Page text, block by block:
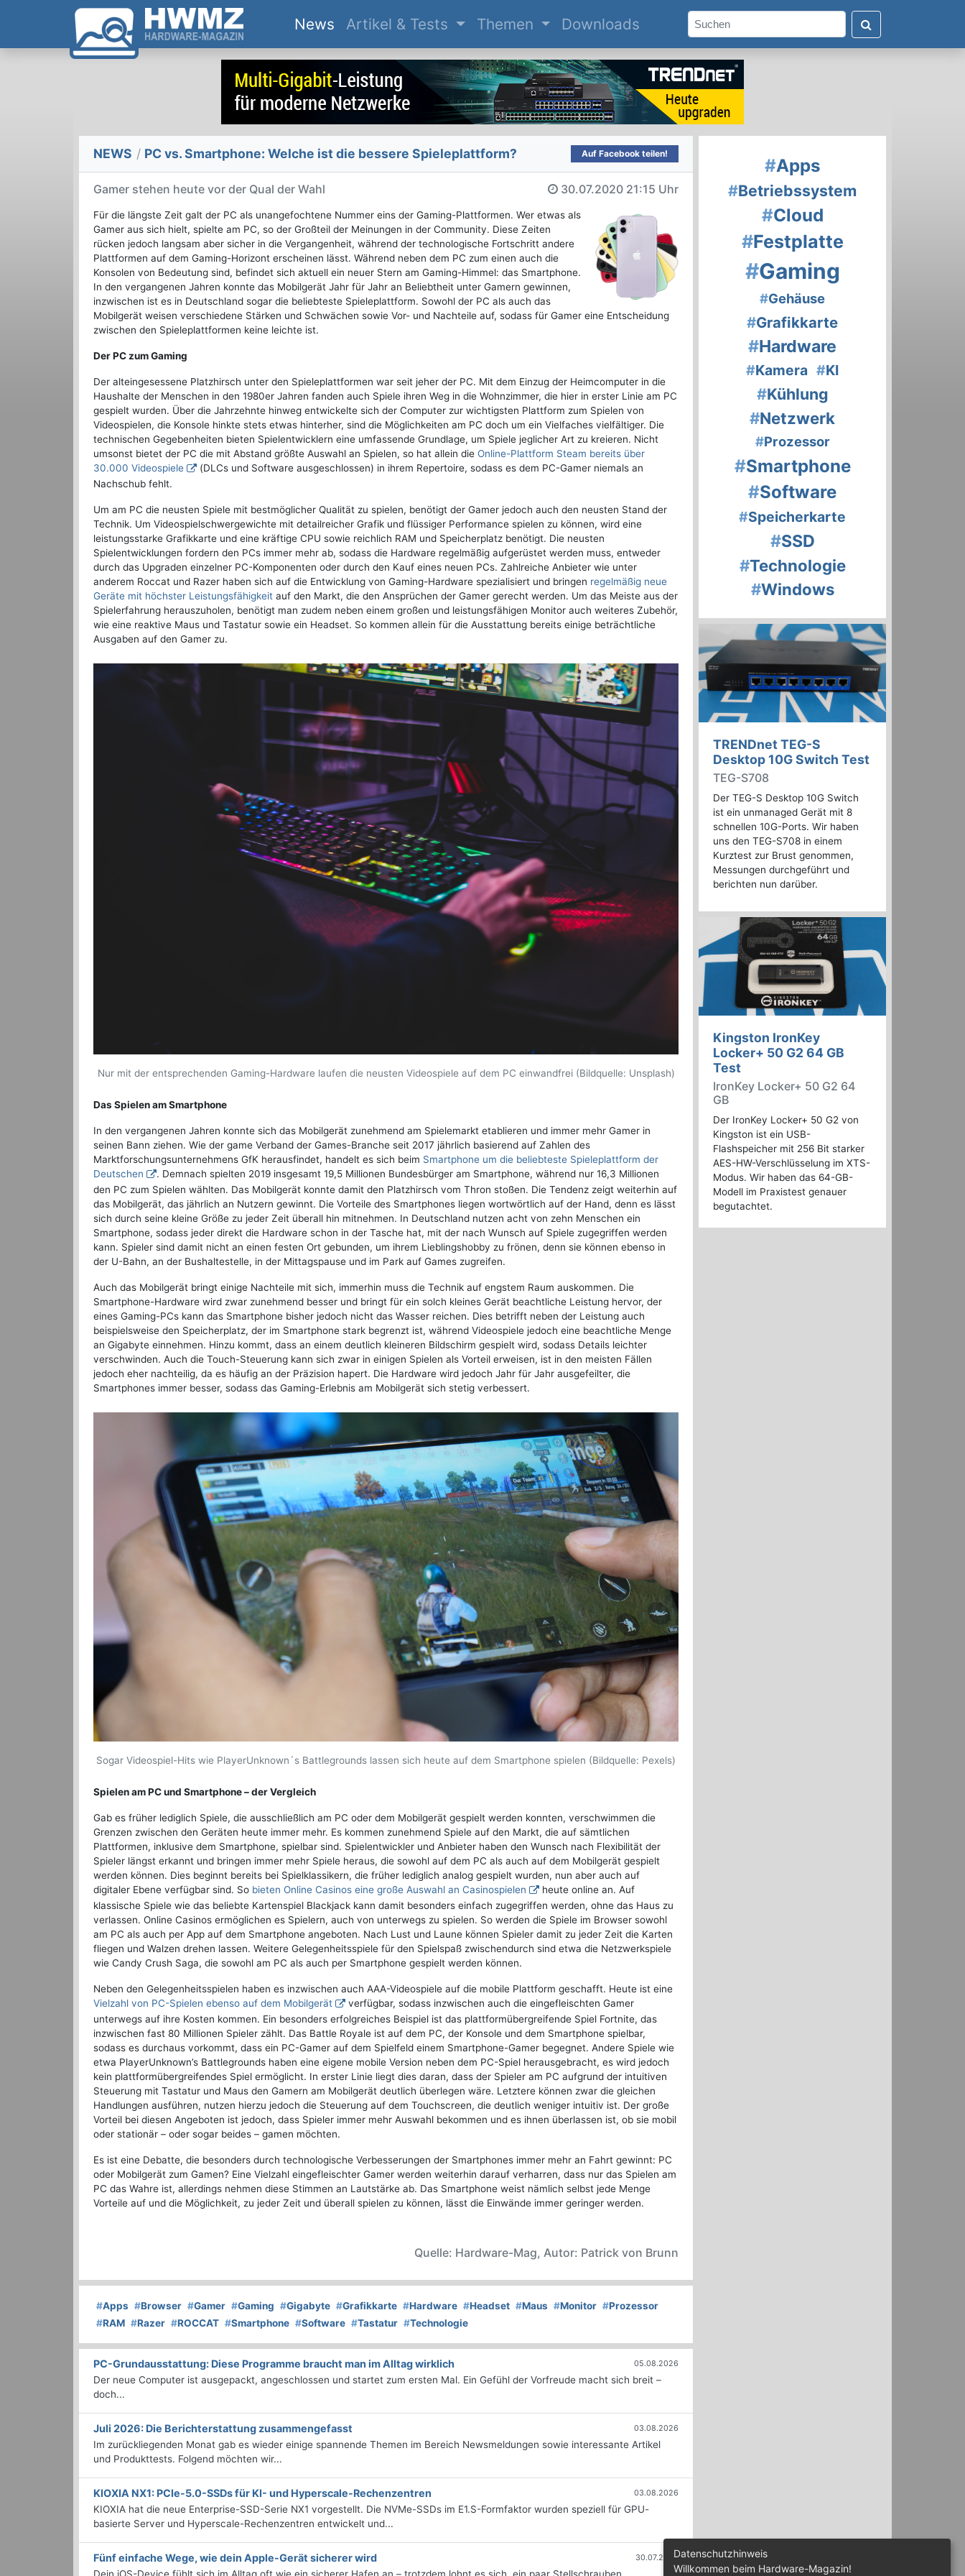
News(current)
Artikel & Tests Themen Downloads
NEWS / PC vs. Smartphone: Welche ist die bessere Spieleplattform? Auf Facebook teilen!
Gamer stehen heute vor der Qual der Wahl 30.07.2020 21:15 Uhr
Für die längste Zeit galt der PC als unangefochtene Nummer eins der Gaming-Plattformen. Wer etwas als
Gamer aus sich hielt, spielte am PC, so der Großteil der Meinungen in der Community. Diese Zeiten
rücken jedoch langsam aber sicher in die Vergangenheit, während der technologische Fortschritt andere
Plattformen auf dem Gaming-Horizont erscheinen lässt. Während neben dem PC zum einen auch die
Konsolen von Bedeutung sind, befindet sich aktuell ein neuer Stern am Gaming-Himmel: das Smartphone.
In den vergangenen Jahren konnte das Mobilgerät Jahr für Jahr an Beliebtheit unter Gamern gewinnen,
inzwischen ist es in Deutschland sogar die beliebteste Spieleplattform. Sowohl der PC als auch das
Mobilgerät weisen verschiedene Stärken und Schwächen sowie Vor- und Nachteile auf, sodass für Gamer eine Entscheidung
zwischen den Spieleplattformen keine leichte ist.
Der PC zum Gaming
Der alteingesessene Platzhirsch unter den Spieleplattformen war seit jeher der PC. Mit dem Einzug der Heimcomputer in die
Haushalte der Menschen in den 1980er Jahren fanden auch Spiele ihren Weg in die Wohnzimmer, die hier in erster Linie am PC
gespielt wurden. Über die Jahrzehnte hinweg entwickelte sich der Computer zur wichtigsten Plattform zum Spielen von
Videospielen, die Konsole hinkte stets etwas hinterher, sind die Möglichkeiten am PC doch um ein Vielfaches vielfältiger. Die
technischen Gegebenheiten bieten Spielentwicklern eine umfassende Grundlage, um Spiele jeglicher Art zu kreieren. Nicht
umsonst bietet der PC die mit Abstand größte Auswahl an Spielen, so hat allein die Online-Plattform Steam bereits über
30.000 Videospiele
(DLCs und Software ausgeschlossen) in ihrem Repertoire, sodass es dem PC-Gamer niemals an
Nachschub fehlt.
Um am PC die neusten Spiele mit bestmöglicher Qualität zu spielen, benötigt der Gamer jedoch auch den neusten Stand der
Technik. Um Videospielschwergewichte mit detailreicher Grafik und flüssiger Performance spielen zu können, wird eine
leistungsstarke Grafikkarte und eine kräftige CPU sowie reichlich RAM und Speicherplatz benötigt. Die neusten
Spielentwicklungen fordern den PCs immer mehr ab, sodass die Hardware regelmäßig aufgerüstet werden muss, entweder
durch das Upgraden einzelner PC-Komponenten oder durch den Kauf eines neuen PCs. Zahlreiche Anbieter wie unter
anderem Roccat und Razer haben sich auf die Entwicklung von Gaming-Hardware spezialisiert und bringen regelmäßig neue
Geräte mit höchster Leistungsfähigkeit auf den Markt, die den Ansprüchen der Gamer gerecht werden. Um das Meiste aus der
Spielerfahrung herauszuholen, benötigt man zudem neben einem großen und leistungsfähigen Monitor auch weiteres Zubehör,
wie eine reaktive Maus und Tastatur sowie ein Headset. So kommen allein für die Ausstattung bereits einige beträchtliche
Ausgaben auf den Gamer zu.
Nur mit der entsprechenden Gaming-Hardware laufen die neusten Videospiele auf dem PC einwandfrei (Bildquelle: Unsplash)
Das Spielen am Smartphone
In den vergangenen Jahren konnte sich das Mobilgerät zunehmend am Spielemarkt etablieren und immer mehr Gamer in
seinen Bann ziehen. Wie der game Verband der Games-Branche seit 2017 jährlich basierend auf Zahlen des
Marktforschungsunternehmens GfK herausfindet, handelt es sich beim Smartphone um die beliebteste Spieleplattform der
Deutschen
. Demnach spielten 2019 insgesamt 19,5 Millionen Bundesbürger am Smartphone, während nur 16,3 Millionen
den PC zum Spielen wählten. Das Mobilgerät konnte damit den Platzhirsch vom Thron stoßen. Die Tendenz zeigt weiterhin auf
das Mobilgerät, das jährlich an Nutzern gewinnt. Die Vorteile des Smartphones liegen wortwörtlich auf der Hand, denn es lässt
sich durch seine kleine Größe zu jeder Zeit überall hin mitnehmen. In Deutschland nutzen acht von zehn Menschen ein
Smartphone, sodass jeder direkt die Hardware schon in der Tasche hat, mit der nach Wunsch auf Spiele zugegriffen werden
kann. Spieler sind damit nicht an einen festen Ort gebunden, um ihrem Lieblingshobby zu frönen, denn sie können ebenso in
der U-Bahn, an der Bushaltestelle, in der Mittagspause und im Park auf Games zugreifen.
Auch das Mobilgerät bringt einige Nachteile mit sich, immerhin muss die Technik auf engstem Raum auskommen. Die
Smartphone-Hardware wird zwar zunehmend besser und bringt für ein solch kleines Gerät beachtliche Leistung hervor, der
eines Gaming-PCs kann das Smartphone bisher jedoch nicht das Wasser reichen. Dies betrifft neben der Leistung auch
beispielsweise den Speicherplatz, der im Smartphone stark begrenzt ist, während Videospiele jedoch eine beachtliche Menge
an Gigabyte einnehmen. Hinzu kommt, dass an einem deutlich kleineren Bildschirm gespielt wird, sodass Details leichter
verschwinden. Auch die Touch-Steuerung kann sich zwar in einigen Spielen als Vorteil erweisen, ist in den meisten Fällen
jedoch eher nachteilig, da es häufig an der Präzision hapert. Die Hardware wird jedoch Jahr für Jahr ausgefeilter, die
Smartphones immer besser, sodass das Gaming-Erlebnis am Mobilgerät sich stetig verbessert.
Sogar Videospiel-Hits wie PlayerUnknown´s Battlegrounds lassen sich heute auf dem Smartphone spielen (Bildquelle: Pexels)
Spielen am PC und Smartphone – der Vergleich
Gab es früher lediglich Spiele, die ausschließlich am PC oder dem Mobilgerät gespielt werden konnten, verschwimmen die
Grenzen zwischen den Geräten heute immer mehr. Es kommen zunehmend Spiele auf den Markt, die auf sämtlichen
Plattformen, inklusive dem Smartphone, spielbar sind. Spielentwickler und Anbieter haben den Wunsch nach Flexibilität der
Spieler längst erkannt und bringen immer mehr Spiele heraus, die sowohl auf dem PC als auch auf dem Mobilgerät gespielt
werden können. Dies beginnt bereits bei Spielklassikern, die früher lediglich analog gespielt wurden, nun aber auch auf
digitaler Ebene verfügbar sind. So bieten Online Casinos eine große Auswahl an Casinospielen
heute online an. Auf
klassische Spiele wie das beliebte Kartenspiel Blackjack kann damit besonders einfach zugegriffen werden, ohne das Haus zu
verlassen. Online Casinos ermöglichen es Spielern, auch von unterwegs zu spielen. So werden die Spiele im Browser sowohl
am PC als auch per App auf dem Smartphone angeboten. Nach Lust und Laune können Spieler damit zu jeder Zeit die Karten
fliegen und Walzen drehen lassen. Weitere Gelegenheitsspiele für den Spielspaß zwischendurch sind etwa die Netzwerkspiele
wie Candy Crush Saga, die sowohl am PC als auch per Smartphone gespielt werden können.
Neben den Gelegenheitsspielen haben es inzwischen auch AAA-Videospiele auf die mobile Plattform geschafft. Heute ist eine
Vielzahl von PC-Spielen ebenso auf dem Mobilgerät
verfügbar, sodass inzwischen auch die eingefleischten Gamer
unterwegs auf ihre Kosten kommen. Ein besonders erfolgreiches Beispiel ist das plattformübergreifende Spiel Fortnite, das
inzwischen fast 80 Millionen Spieler zählt. Das Battle Royale ist auf dem PC, der Konsole und dem Smartphone spielbar,
sodass es durchaus vorkommt, dass ein PC-Gamer auf dem Spielfeld einem Smartphone-Gamer begegnet. Andere Spiele wie
etwa PlayerUnknown’s Battlegrounds haben eine eigene mobile Version neben dem PC-Spiel herausgebracht, es wird jedoch
kein plattformübergreifendes Spiel ermöglicht. In erster Linie liegt dies daran, dass der Spieler am PC aufgrund der intuitiven
Steuerung mit Tastatur und Maus den Gamern am Mobilgerät deutlich überlegen wäre. Letztere können zwar die gleichen
Handlungen ausführen, nutzen hierzu jedoch die Steuerung auf dem Touchscreen, die deutlich weniger intuitiv ist. Der große
Vorteil bei diesen Angeboten ist jedoch, dass Spieler immer mehr Auswahl bekommen und es ihnen überlassen ist, ob sie mobil
oder stationär – oder sogar beides – gamen möchten.
Es ist eine Debatte, die besonders durch technologische Verbesserungen der Smartphones immer mehr an Fahrt gewinnt: PC
oder Mobilgerät zum Gamen? Eine Vielzahl eingefleischter Gamer werden weiterhin darauf verharren, dass nur das Spielen am
PC das Wahre ist, allerdings nehmen diese Stimmen an Lautstärke ab. Das Smartphone weist nämlich selbst jede Menge
Vorteile auf und die Möglichkeit, zu jeder Zeit und überall spielen zu können, lässt die Einwände immer geringer werden.
Quelle: Hardware-Mag, Autor: Patrick von Brunn
#Apps #Browser #Gamer #Gaming #Gigabyte #Grafikkarte #Hardware #Headset #Maus #Monitor #Prozessor
#RAM #Razer #ROCCAT #Smartphone #Software #Tastatur #Technologie
PC-Grundausstattung: Diese Programme braucht man im Alltag wirklich 05.08.2026
Der neue Computer ist ausgepackt, angeschlossen und startet zum ersten Mal. Ein Gefühl der Vorfreude macht sich breit –
doch...
Juli 2026: Die Bericht­erstattung zusammengefasst 03.08.2026
Im zurückliegenden Monat gab es wieder einige spannende Themen im Bereich Newsmeldungen sowie interessante Artikel
und Produkttests. Folgend möchten wir...
KIOXIA NX1: PCIe-5.0-SSDs für KI- und Hyperscale-Rechenzentren 03.08.2026
KIOXIA hat die neue Enterprise-SSD-Serie NX1 vorgestellt. Die NVMe-SSDs im E1.S-Formfaktor wurden speziell für GPU-
basierte Server und Hyperscale-Rechenzentren entwickelt und...
Fünf einfache Wege, wie dein Apple-Gerät sicherer wird 30.07.2026
#Apps
#Betriebssystem
#Cloud
#Festplatte
#Gaming
#Gehäuse
#Grafikkarte
#Hardware
#Kamera #KI
#Kühlung
#Netzwerk
#Prozessor
#Smartphone
#Software
#Speicherkarte
#SSD
#Technologie
#Windows
TRENDnet TEG-S
Desktop 10G Switch Test
TEG-S708
Der TEG-S Desktop 10G Switch
ist ein unmanaged Gerät mit 8
schnellen 10G-Ports. Wir haben
uns den TEG-S708 in einem
Kurztest zur Brust genommen,
Messungen durchgeführt und
berichten nun darüber.
Kingston IronKey
Locker+ 50 G2 64 GB
Test
IronKey Locker+ 50 G2 64
GB
Der IronKey Locker+ 50 G2 von
Kingston ist ein USB-
Flashspeicher mit 256 Bit starker
AES-HW-Verschlüsselung im XTS-
Modus. Wir haben das 64-GB-
Modell im Praxistest genauer
begutachtet.
Datenschutzhinweis
Willkommen beim Hardware-Magazin!